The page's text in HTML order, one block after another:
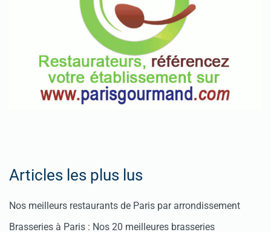
Articles les plus lus
Nos meilleurs restaurants de Paris par arrondissement
Brasseries à Paris : Nos 20 meilleures brasseries